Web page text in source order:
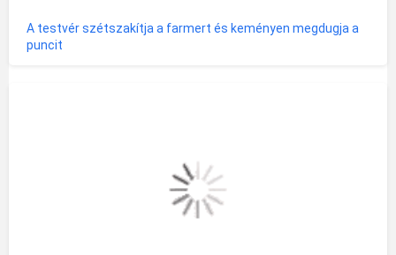
A testvér szétszakítja a farmert és keményen megdugja a
puncit